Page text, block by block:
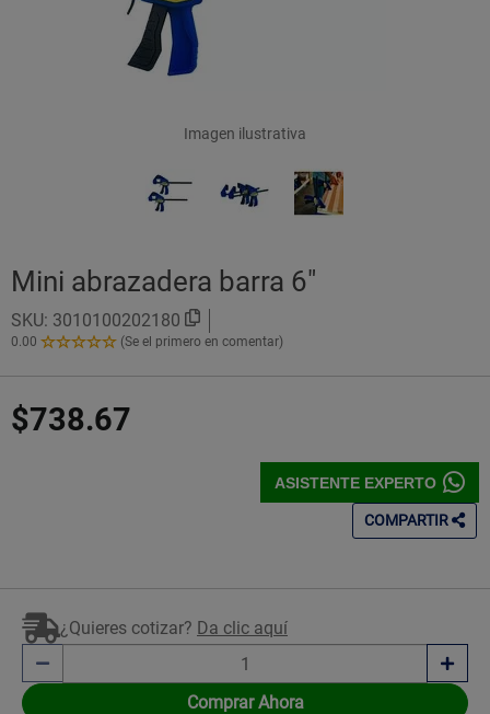
Imagen ilustrativa
Mini abrazadera barra 6"
SKU: 3010100202180
0.00
0.00
Estrellas!
(Se el primero en comentar)
$738.67
ASISTENTE EXPERTO
COMPARTIR
¿Quieres cotizar? Da clic aquí
Comprar Ahora